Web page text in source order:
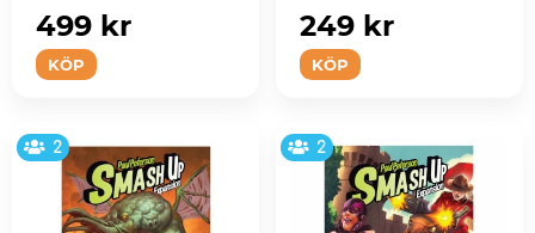
KÖP
499 kr
KÖP
249 kr
2 2